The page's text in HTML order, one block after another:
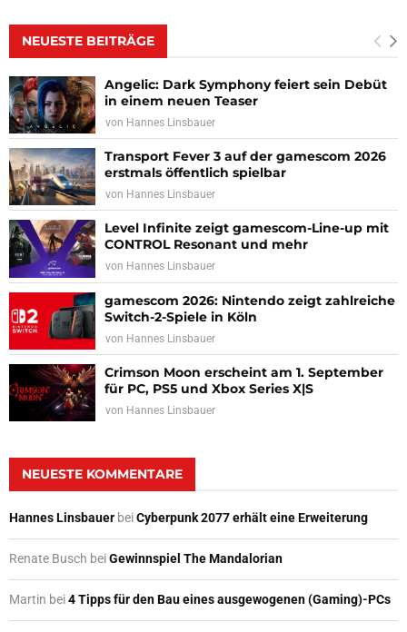
NEUESTE BEITRÄGE
Angelic: Dark Symphony feiert sein Debüt
in einem neuen Teaser
von Hannes Linsbauer
Transport Fever 3 auf der gamescom 2026
erstmals öffentlich spielbar
von Hannes Linsbauer
Level Infinite zeigt gamescom-Line-up mit
CONTROL Resonant und mehr
von Hannes Linsbauer
gamescom 2026: Nintendo zeigt zahlreiche
Switch-2-Spiele in Köln
von Hannes Linsbauer
Crimson Moon erscheint am 1. September
für PC, PS5 und Xbox Series X|S
von Hannes Linsbauer
NEUESTE KOMMENTARE
Hannes Linsbauer beiCyberpunk 2077 erhält eine Erweiterung
Renate Busch beiGewinnspiel The Mandalorian
Martin bei4 Tipps für den Bau eines ausgewogenen (Gaming)-PCs